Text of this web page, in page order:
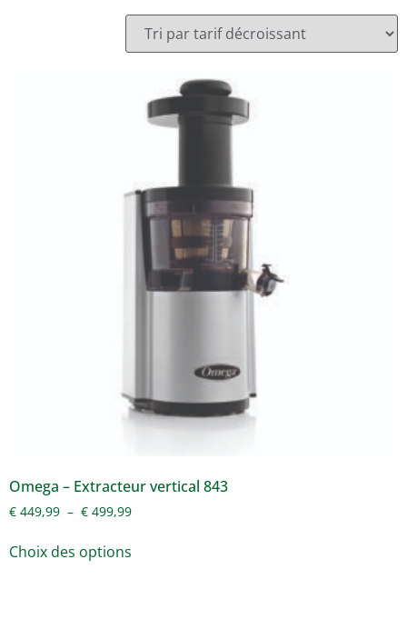
Omega – Extracteur vertical 843
€ 449,99 – € 499,99
Choix des options